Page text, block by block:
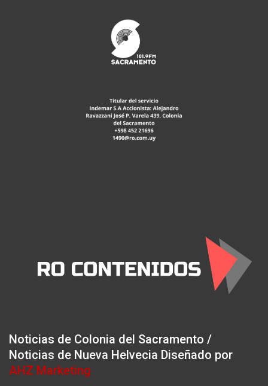
Noticias de Colonia del Sacramento /
Noticias de Nueva Helvecia Diseñado por
AHZ Marketing